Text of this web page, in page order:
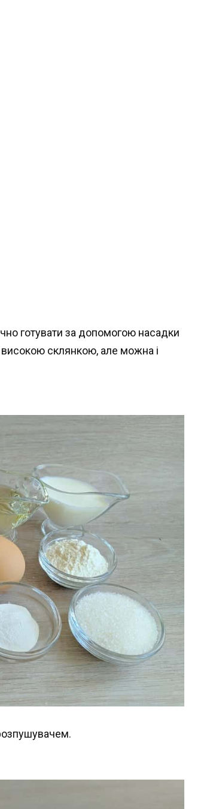
готувати за допомогою насадки
високою склянкою, але можна і